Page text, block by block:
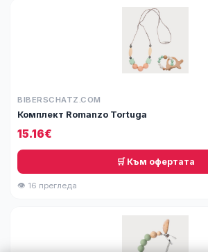
BIBERSCHATZ.COM
Комплект Romanzo Tortuga
15.16€
🛒 Към офертата
👁 16 прегледа